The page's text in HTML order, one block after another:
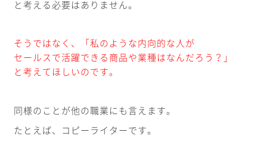
と考える必要はありません。
そうではなく、「私のような内向的な人が
セールスで活躍できる商品や業種はなんだろう？」
と考えてほしいのです。
同様のことが他の職業にも言えます。
たとえば、コピーライターです。